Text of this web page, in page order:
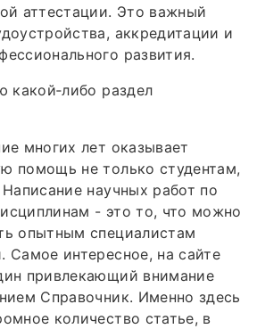
аттестации. Это важный
аккредитации и
развития.
какой‑либо раздел
многих лет оказывает
помощь не только студентам,
научных работ по
- это то, что можно
опытным специалистам
Самое интересное, на сайте
привлекающий внимание
Справочник. Именно здесь
количество статье, в